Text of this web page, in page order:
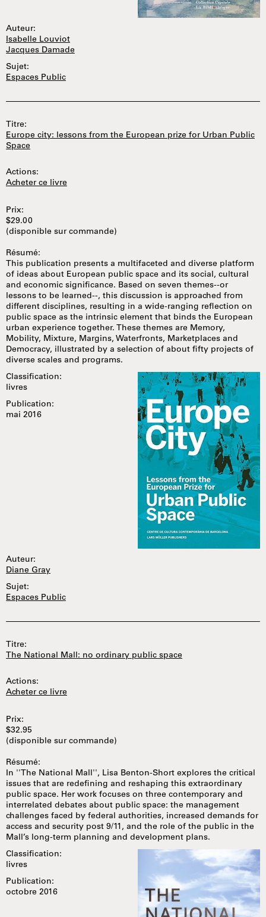
Auteur:
Isabelle Louviot
Jacques Damade
Sujet:
Espaces Public
Titre:
Europe city: lessons from the European prize for Urban Public
Space
Actions:
Acheter ce livre
Prix:
$29.00
(disponible sur commande)
Résumé:
This publication presents a multifaceted and diverse platform
of ideas about European public space and its social, cultural
and economic significance. Based on seven themes--or
lessons to be learned--, this discussion is approached from
different disciplines, resulting in a wide-ranging reflection on
public space as the intrinsic element that binds the European
urban experience together. These themes are Memory,
Mobility, Mixture, Margins, Waterfronts, Marketplaces and
Democracy, illustrated by a selection of about fifty projects of
diverse scales and programs.
Classification:
livres
Publication:
mai 2016
Auteur:
Diane Gray
Sujet:
Espaces Public
Titre:
The National Mall: no ordinary public space
Actions:
Acheter ce livre
Prix:
$32.95
(disponible sur commande)
Résumé:
In ''The National Mall'', Lisa Benton-Short explores the critical
issues that are redefining and reshaping this extraordinary
public space. Her work focuses on three contemporary and
interrelated debates about public space: the management
challenges faced by federal authorities, increased demands for
access and security post 9/11, and the role of the public in the
Mall’s long-term planning and development plans.
Classification:
livres
Publication:
octobre 2016